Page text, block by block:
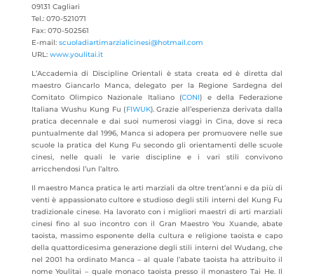
09131 Cagliari
Tel.: 070-521071
Fax: 070-502561
E-mail: scuoladiartimarzialicinesi@hotmail.com
URL: www.youlitai.it
L’Accademia di Discipline Orientali è stata creata ed è diretta dal
maestro Giancarlo Manca, delegato per la Regione Sardegna del
Comitato Olimpico Nazionale Italiano (CONI) e della Federazione
Italiana Wushu Kung Fu (FIWUK). Grazie all’esperienza derivata dalla
pratica decennale e dai suoi numerosi viaggi in Cina, dove si reca
puntualmente dal 1996, Manca si adopera per promuovere nelle sue
scuole la pratica del Kung Fu secondo gli orientamenti delle scuole
cinesi, nelle quali le varie discipline e i vari stili convivono
arricchendosi l’un l’altro.
Il maestro Manca pratica le arti marziali da oltre trent’anni e da più di
venti è appassionato cultore e studioso degli stili interni del Kung Fu
tradizionale cinese. Ha lavorato con i migliori maestri di arti marziali
cinesi fino al suo incontro con il Gran Maestro You Xuande, abate
taoista, massimo esponente della cultura e religione taoista e capo
della quattordicesima generazione degli stili interni del Wudang, che
nel 2001 ha ordinato Manca – al quale l’abate taoista ha attribuito il
nome Youlitai – quale monaco taoista presso il monastero Tai He. Il